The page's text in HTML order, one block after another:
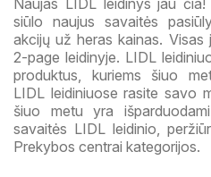
Naujas LIDL leidinys jau
siūlo naujus savaitės
akcijų už heras kainas. Visas
2-page leidinyje. LIDL
produktus, kuriems šiuo
LIDL leidiniuose rasite savo
šiuo metu yra
savaitės LIDL leidinio,
Prekybos centrai kategorijos.